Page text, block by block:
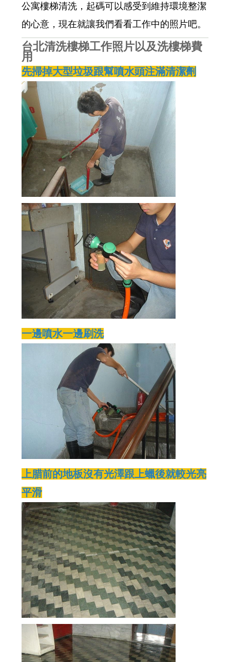
公寓樓梯清洗，起碼可以感受到維持環境整潔
的心意，現在就讓我們看看工作中的照片吧。
台北清洗樓梯工作照片以及洗樓梯費
用
先掃掉大型垃圾跟幫噴水頭注滿清潔劑
一邊噴水一邊刷洗
上腊前的地板沒有光澤跟上蠟後就較光亮
平滑